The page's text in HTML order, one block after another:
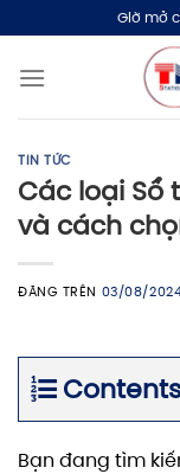
qua
nội
Giờ mở
TIN TỨC
Các loại Sổ
và cách
ĐĂNG TRÊN 03/08/
Contents
Bạn đang tìm